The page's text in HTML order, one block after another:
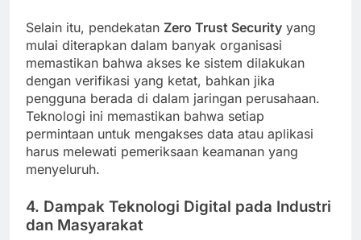
Selain itu, pendekatan Zero Trust Security yang
mulai diterapkan dalam banyak organisasi
memastikan bahwa akses ke sistem dilakukan
dengan verifikasi yang ketat, bahkan jika
pengguna berada di dalam jaringan perusahaan.
Teknologi ini memastikan bahwa setiap
permintaan untuk mengakses data atau aplikasi
harus melewati pemeriksaan keamanan yang
menyeluruh.
4. Dampak Teknologi Digital pada Industri
dan Masyarakat